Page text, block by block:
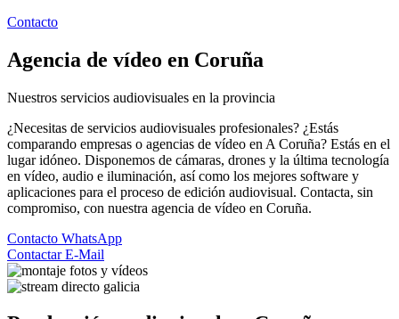
Contacto
Agencia de vídeo en Coruña
Nuestros servicios audiovisuales en la provincia
¿Necesitas de servicios audiovisuales profesionales? ¿Estás
comparando empresas o agencias de vídeo en A Coruña? Estás en el
lugar idóneo. Disponemos de cámaras, drones y la última tecnología
en vídeo, audio e iluminación, así como los mejores software y
aplicaciones para el proceso de edición audiovisual. Contacta, sin
compromiso, con nuestra agencia de vídeo en Coruña.
Contacto WhatsApp
Contactar E-Mail